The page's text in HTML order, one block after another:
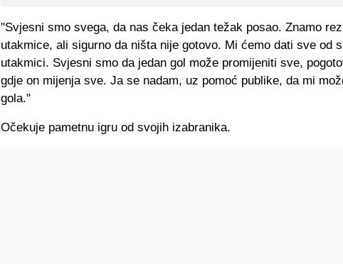
"Svjesni smo svega, da nas čeka jedan težak posao. Znamo
utakmice, ali sigurno da ništa nije gotovo. Mi ćemo dati sve od
utakmici. Svjesni smo da jedan gol može promijeniti sve,
gdje on mijenja sve. Ja se nadam, uz pomoć publike, da mi
gola."
Očekuje pametnu igru od svojih izabranika.